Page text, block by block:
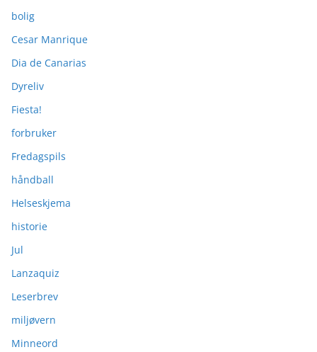
bolig
Cesar Manrique
Dia de Canarias
Dyreliv
Fiesta!
forbruker
Fredagspils
håndball
Helseskjema
historie
Jul
Lanzaquiz
Leserbrev
miljøvern
Minneord